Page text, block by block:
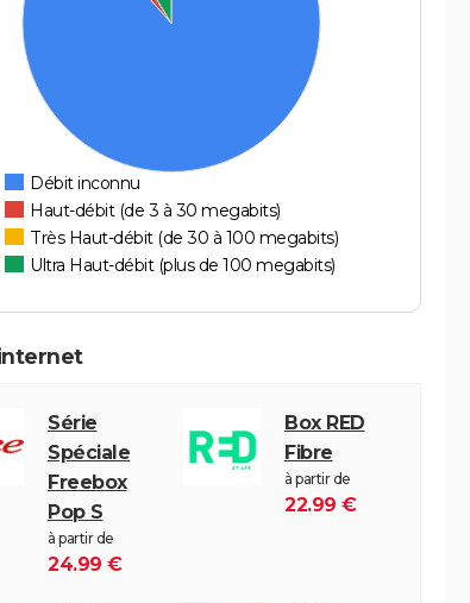
Débit inconnu
Haut-débit (de 3 à 30 megabits)
Très Haut-débit (de 30 à 100 megabits)
Ultra Haut-débit (plus de 100 megabits)
Série
Spéciale
Freebox
Pop S
à partir de
24.99 €
Box RED
Fibre
à partir de
22.99 €